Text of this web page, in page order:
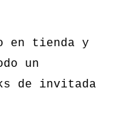
en tienda y
un
de invitada